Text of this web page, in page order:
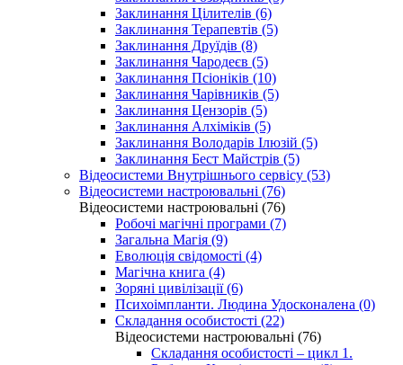
Заклинання Цілителів (6)
Заклинання Терапевтів (5)
Заклинання Друїдів (8)
Заклинання Чародеєв (5)
Заклинання Псіоніків (10)
Заклинання Чарівників (5)
Заклинання Цензорів (5)
Заклинання Алхіміків (5)
Заклинання Володарів Ілюзій (5)
Заклинання Бест Майстрів (5)
Відеосистеми Внутрішнього сервісу (53)
Відеосистеми настроювальні (76)
Відеосистеми настроювальні (76)
Робочі магічні програми (7)
Загальна Магія (9)
Еволюція свідомості (4)
Магічна книга (4)
Зоряні цивілізації (6)
Психоімпланти. Людина Удосконалена (0)
Складання особистості (22)
Відеосистеми настроювальні (76)
Складання особистості – цикл 1.